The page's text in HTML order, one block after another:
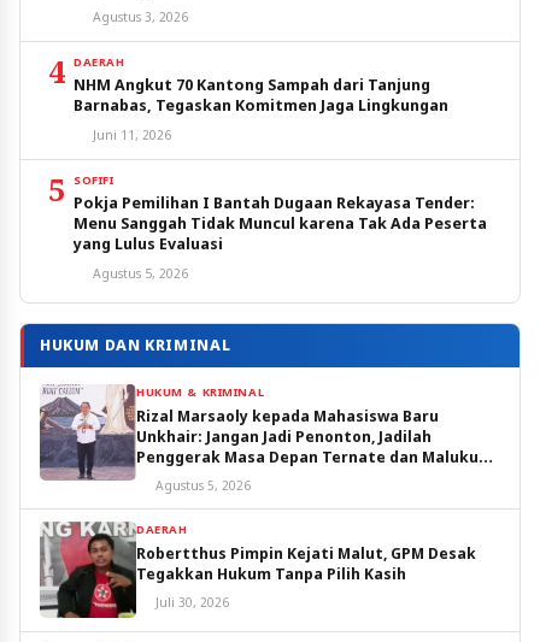
Agustus 3, 2026
4 DAERAH
NHM Angkut 70 Kantong Sampah dari Tanjung
Barnabas, Tegaskan Komitmen Jaga Lingkungan
Juni 11, 2026
5 SOFIFI
Pokja Pemilihan I Bantah Dugaan Rekayasa Tender:
Menu Sanggah Tidak Muncul karena Tak Ada Peserta
yang Lulus Evaluasi
Agustus 5, 2026
HUKUM DAN KRIMINAL
HUKUM & KRIMINAL
Rizal Marsaoly kepada Mahasiswa Baru
Unkhair: Jangan Jadi Penonton, Jadilah
Penggerak Masa Depan Ternate dan Maluku
Utara
Agustus 5, 2026
DAERAH
Robertthus Pimpin Kejati Malut, GPM Desak
Tegakkan Hukum Tanpa Pilih Kasih
Juli 30, 2026